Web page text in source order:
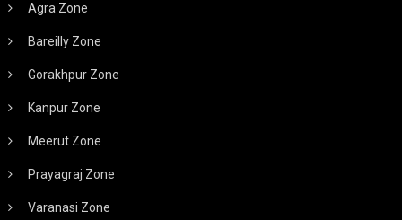
Agra Zone
Bareilly Zone
Gorakhpur Zone
Kanpur Zone
Meerut Zone
Prayagraj Zone
Varanasi Zone